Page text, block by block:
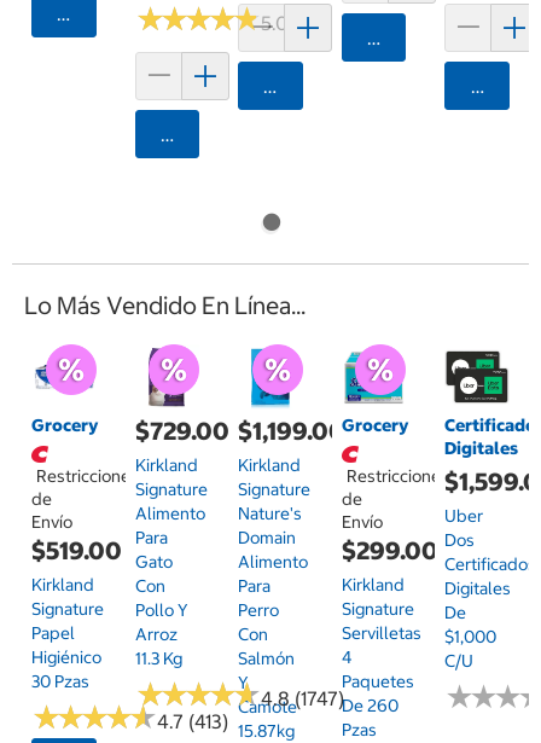
Agregar ★★★★★
★★★★★5.0 (1)
Agregar
Agregar
Agregar
Lo Más Vendido En Línea...
Grocery
Restricciones
de
Envío
$519.00
Kirkland
Signature
Papel
Higiénico
30 Pzas
★★★★★
★★★★★4.7 (413)
$729.00
Kirkland
Signature
Alimento
Para
Gato
Con
Pollo Y
Arroz
11.3 Kg
★★★★★
★★★★★4.8 (1747)
$1,199.00
Kirkland
Signature
Nature's
Domain
Alimento
Para
Perro
Con
Salmón
Y
Camote
15.87kg
Grocery
Restricciones
de
Envío
$299.00
Kirkland
Signature
Servilletas
4
Paquetes
De 260
Pzas
Digitales
Uber
Dos
Certificados
Digitales
De
$1,000
C/u
★★★
★★★